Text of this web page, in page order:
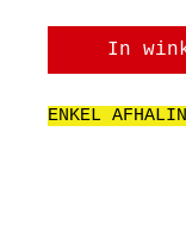
In
ENKEL